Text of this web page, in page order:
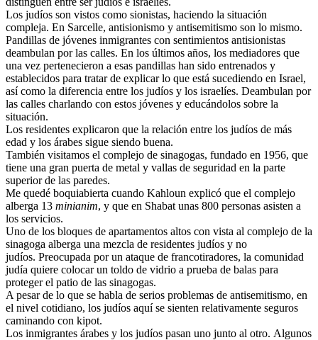
Los judíos son vistos como sionistas, haciendo la situación
compleja. En Sarcelle, antisionismo y antisemitismo son lo mismo.
Pandillas de jóvenes inmigrantes con sentimientos antisionistas
deambulan por las calles. En los últimos años, los mediadores que
una vez pertenecieron a esas pandillas han sido entrenados y
establecidos para tratar de explicar lo que está sucediendo en Israel,
así como la diferencia entre los judíos y los israelíes. Deambulan por
las calles charlando con estos jóvenes y educándolos sobre la
situación.
Los residentes explicaron que la relación entre los judíos de más
edad y los árabes sigue siendo buena.
También visitamos el complejo de sinagogas, fundado en 1956, que
tiene una gran puerta de metal y vallas de seguridad en la parte
superior de las paredes.
Me quedé boquiabierta cuando Kahloun explicó que el complejo
alberga 13 minianim, y que en Shabat unas 800 personas asisten a
los servicios.
Uno de los bloques de apartamentos altos con vista al complejo de la
sinagoga alberga una mezcla de residentes judíos y no
judíos. Preocupada por un ataque de francotiradores, la comunidad
judía quiere colocar un toldo de vidrio a prueba de balas para
proteger el patio de las sinagogas.
A pesar de lo que se habla de serios problemas de antisemitismo, en
el nivel cotidiano, los judíos aquí se sienten relativamente seguros
caminando con kipot.
Los inmigrantes árabes y los judíos pasan uno junto al otro. Algunos